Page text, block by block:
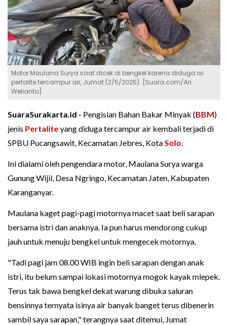
Motor Maulana Surya saat dicek di bengkel karena diduga isi
pertalite tercampur air, Jumat (2/5/2025). [Suara.com/Ari
Welianto]
SuaraSurakarta.id - Pengisian Bahan Bakar Minyak (BBM)
jenis Pertaliteyang diduga tercampur air kembali terjadi di
SPBU Pucangsawit, Kecamatan Jebres, KotaSolo.
Ini dialami oleh pengendara motor, Maulana Surya warga
Gunung Wijil, Desa Ngringo, Kecamatan Jaten, Kabupaten
Karanganyar.
Maulana kaget pagi-pagi motornya macet saat beli sarapan
bersama istri dan anaknya. Ia pun harus mendorong cukup
jauh untuk menuju bengkel untuk mengecek motornya.
"Tadi pagi jam 08.00 WIB ingin beli sarapan dengan anak
istri, itu belum sampai lokasi motornya mogok kayak mlepek.
Terus tak bawa bengkel dekat warung dibuka saluran
bensinnya ternyata isinya air banyak banget terus dibenerin
sambil saya sarapan," terangnya saat ditemui, Jumat